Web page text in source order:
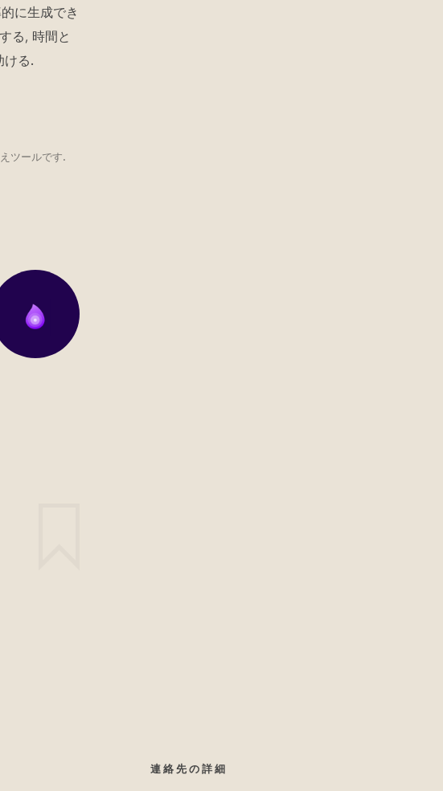
に生成でき
る, 時間と
ける.
ツールです.
連絡先の詳細